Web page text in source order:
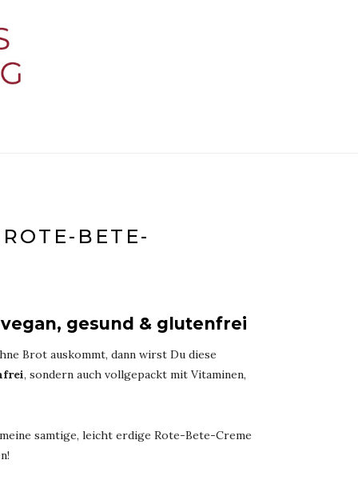
BETE-C
gesund & glutenfrei
Brot auskommt, dann wirst Du diese
, sondern auch vollgepackt mit Vitaminen,
samtige, leicht erdige Rote-Bete-Creme